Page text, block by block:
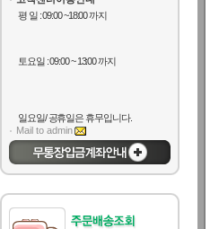
평 일 : 09:00 ~18:00 까지
토요일 : 09:00 ~ 13:00 까지
일요일/ 공휴일은 휴무입니다.
Mail to admin